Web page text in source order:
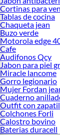
Cortinas para
Tablas de cocina
Chaqueta jean
Buzo verde
Motorola edge
Cafe
Audifonos Qcy
Jabon para piel
Miracle lancome
Gorro legionario
Mujer Fordan
Cuaderno
Outfit con
Colchones Forli
Calostro bovino
Baterias duracell